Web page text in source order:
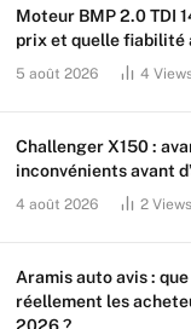
Moteur BMP 2.0 TDI
prix et quelle fiabilité
5 août 2026 4
Challenger X150 :
inconvénients avant
4 août 2026 2 Views
Aramis auto avis :
réellement les